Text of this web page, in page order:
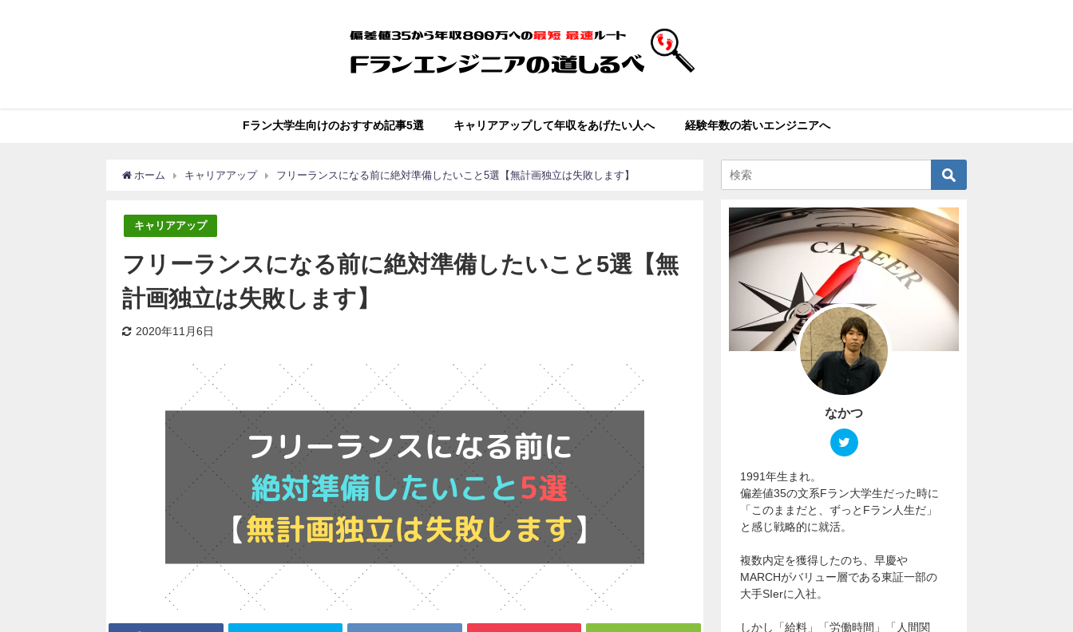
Fラン大学生向けのおすすめ記事5選 キャリアアップして年収をあげたい人へ 経験年数の若いエンジニアへ
ホーム キャリアアップ フリーランスになる前に絶対準備したいこと5選【無計画独立は失敗します】
キャリアアップ
フリーランスになる前に絶対準備したいこと5選【無
計画独立は失敗します】
2020年11月6日
なかつ
1991年生まれ。
偏差値35の文系Fラン大学生だった時に
「このままだと、ずっとFラン人生だ」
と感じ戦略的に就活。
複数内定を獲得したのち、早慶や
MARCHがバリュー層である東証一部の
大手SIerに入社。
しかし「給料」「労働時間」「人間関